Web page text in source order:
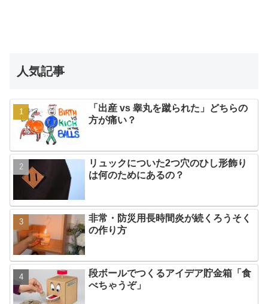
人気記事
「出産 vs 睾丸を蹴られた」どちらの
方が痛い？
リュックについた2つ穴のひし形飾り
は何のためにあるの？
非常・防災用長時間炎が続くろうそく
の作り方
段ボールでつくるアイデア貯金箱「食
べちゃうぞ」